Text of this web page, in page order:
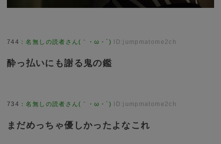
744 ：名無しの読者さん(｀・ω・´) ID:jumpmatome2ch
酔っ払いにも謝る鬼の鑑
734 ：名無しの読者さん(｀・ω・´) ID:jumpmatome2ch
まだめっちゃ優しかったよなこれ